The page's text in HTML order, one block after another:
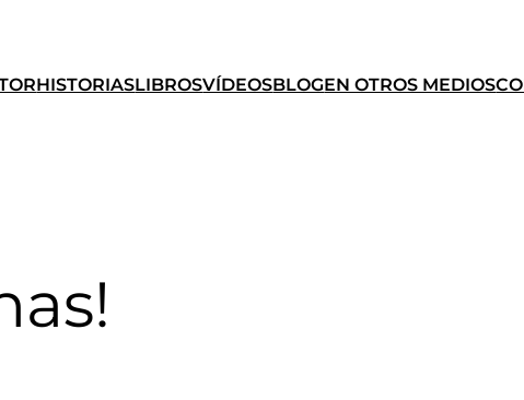
HISTORIASLIBROSVÍDEOSBLOGEN OTROS MEDIOS